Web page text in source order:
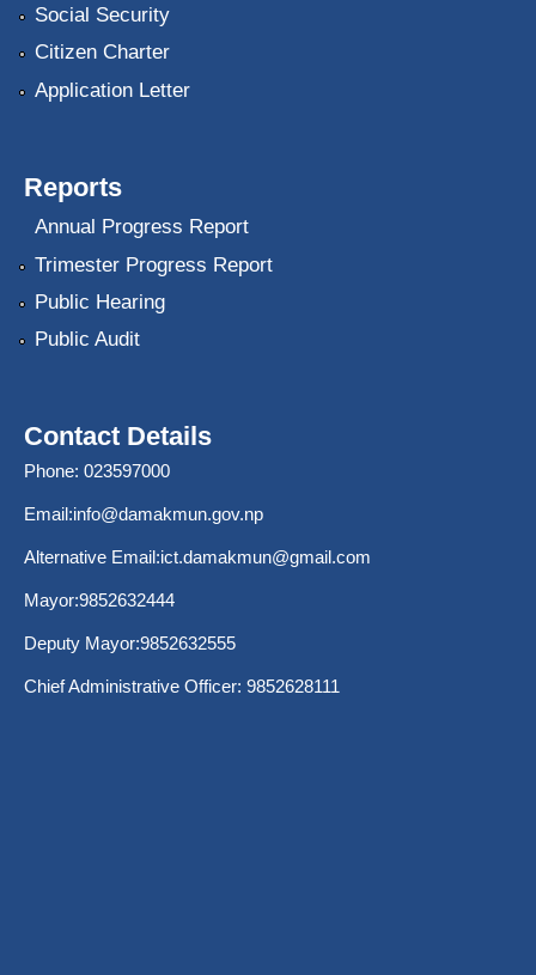
Social Security
Citizen Charter
Application Letter
Reports
Annual Progress Report
Trimester Progress Report
Public Hearing
Public Audit
Contact Details
Phone: 023597000
Email:info@damakmun.gov.np
Alternative Email:ict.damakmun@gmail.com
Mayor:9852632444
Deputy Mayor:9852632555
Chief Administrative Officer: 9852628111